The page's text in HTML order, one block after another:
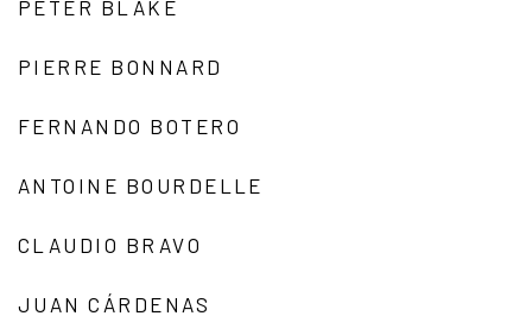
PETER BLAKE
PIERRE BONNARD
FERNANDO BOTERO
ANTOINE BOURDELLE
CLAUDIO BRAVO
JUAN CÁRDENAS